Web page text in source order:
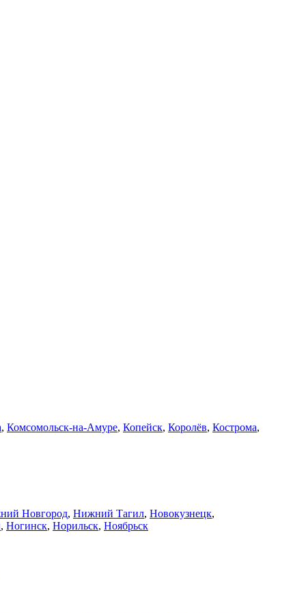
, Комсомольск-на-Амуре, Копейск, Королёв, Кострома,
Новгород, Нижний Тагил, Новокузнецк,
, Ногинск, Норильск, Ноябрьск